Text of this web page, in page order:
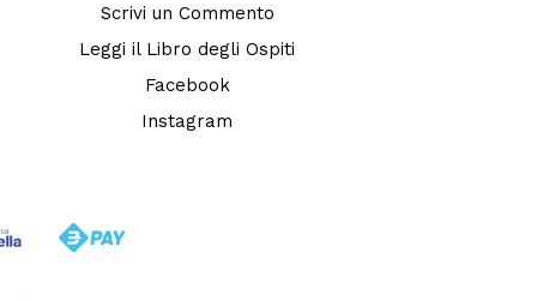
Scrivi un Commento
Leggi il Libro degli Ospiti
Facebook
Instagram